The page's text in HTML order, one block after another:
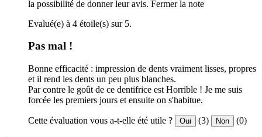
la possibilité de donner leur avis. Fermer la note
Evalué(e) à 4 étoile(s) sur 5.
Pas mal !
Bonne efficacité : impression de dents vraiment lisses, propres
et il rend les dents un peu plus blanches.
Par contre le goût de ce dentifrice est Horrible ! Je me suis
forcée les premiers jours et ensuite on s'habitue.
Cette évaluation vous a-t-elle été utile ? Oui (3) Non (0)